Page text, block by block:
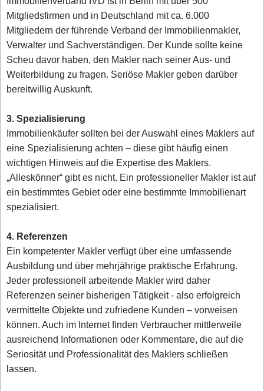
Mitgliedsfirmen und in Deutschland mit ca. 6.000
Mitgliedern der führende Verband der Immobilienmakler,
Verwalter und Sachverständigen. Der Kunde sollte keine
Scheu davor haben, den Makler nach seiner Aus- und
Weiterbildung zu fragen. Seriöse Makler geben darüber
bereitwillig Auskunft.
3. Spezialisierung
Immobilienkäufer sollten bei der Auswahl eines Maklers auf
eine Spezialisierung achten – diese gibt häufig einen
wichtigen Hinweis auf die Expertise des Maklers.
„Alleskönner“ gibt es nicht. Ein professioneller Makler ist auf
ein bestimmtes Gebiet oder eine bestimmte Immobilienart
spezialisiert.
4. Referenzen
Ein kompetenter Makler verfügt über eine umfassende
Ausbildung und über mehrjährige praktische Erfahrung.
Jeder professionell arbeitende Makler wird daher
Referenzen seiner bisherigen Tätigkeit - also erfolgreich
vermittelte Objekte und zufriedene Kunden – vorweisen
können. Auch im Internet finden Verbraucher mittlerweile
ausreichend Informationen oder Kommentare, die auf die
Seriosität und Professionalität des Maklers schließen
lassen.